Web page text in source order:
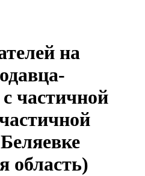
на
частичной
область)